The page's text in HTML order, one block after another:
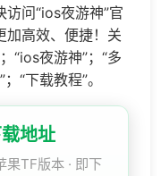
问“ios夜游神”官
加高效、便捷！关
“ios夜游神”；“多
“下载教程”。
地址
果TF版本 · 即下